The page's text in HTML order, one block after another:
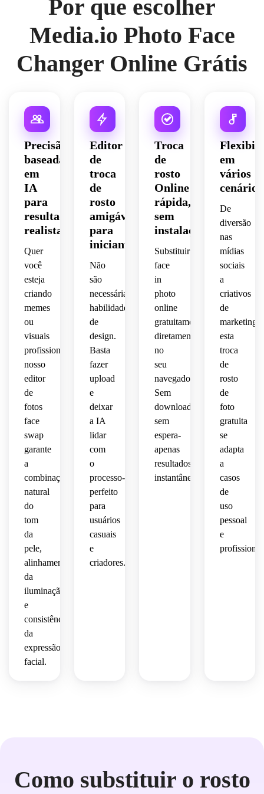
Por que escolher
Media.io Photo Face
Changer Online Grátis
Precisão
baseada
em
IA
para
resultados
realistas
Quer
você
esteja
criando
memes
ou
visuais
profissionais,
nosso
editor
de
fotos
face
swap
garante
a
combinação
natural
do
tom
da
pele,
alinhamento
da
iluminação
e
consistência
da
expressão
facial.
Editor
de
troca
de
rosto
amigável
para
iniciantes
Não
são
necessárias
habilidades
de
design.
Basta
fazer
upload
e
deixar
a IA
lidar
com
o
processo-
perfeito
para
usuários
casuais
e
criadores.
Troca
de
rosto
Online
rápida,
sem
instalação
Substituir
face
in
photo
online
gratuitamente
diretamente
no
seu
navegador.
Sem
downloads,
sem
espera-
apenas
resultados
instantâneos.
em
vários
cenários
De
diversão
nas
mídias
sociais
a
criativos
de
marketing,
esta
troca
de
rosto
de
foto
gratuita
se
adapta
a
casos
de
uso
pessoal
e
Como substituir o rosto